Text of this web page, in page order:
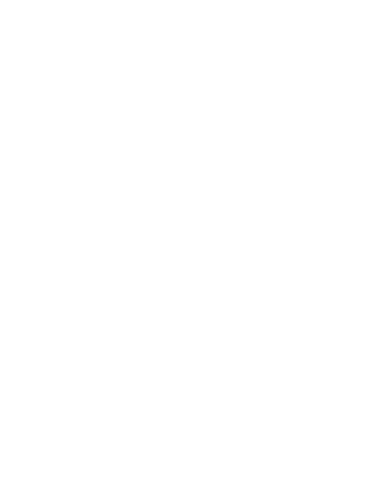
>
さい。
、予約が取りにくい場合もございます。
さい。